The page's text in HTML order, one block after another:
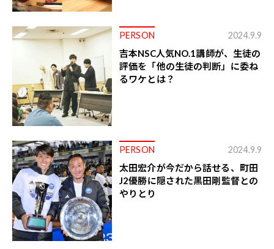
PERSON 2024.9.9
吉本NSC人気NO.1講師が、生徒の
評価を「他の生徒の判断」に委ね
るワケとは？
PERSON 2024.9.9
太田宏介が今だから話せる、町田
J2優勝に隠された黒田剛監督との
やりとり